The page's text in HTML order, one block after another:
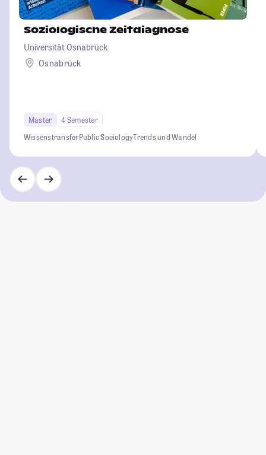
Soziologische Zeitdiagnose
Universität Osnabrück
Osnabrück
Master
4 Semester
WissenstransferPublic SociologyTrends und Wandel